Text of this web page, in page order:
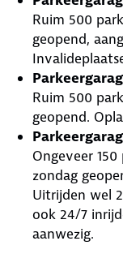
Ruim 500
geopend,
Ruim 500
geopend.
Ongeveer
zondag
Uitrijden wel
ook 24/7
aanwezig.